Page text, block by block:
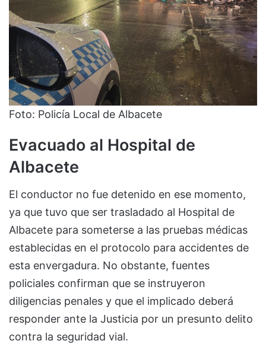
Foto: Policía Local de Albacete
Evacuado al Hospital de
Albacete
El conductor no fue detenido en ese momento,
ya que tuvo que ser trasladado al Hospital de
Albacete para someterse a las pruebas médicas
establecidas en el protocolo para accidentes de
esta envergadura. No obstante, fuentes
policiales confirman que se instruyeron
diligencias penales y que el implicado deberá
responder ante la Justicia por un presunto delito
contra la seguridad vial.